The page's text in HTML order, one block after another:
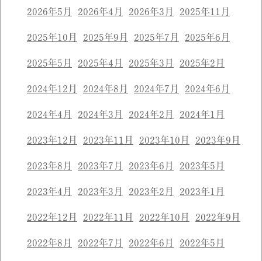
2026年5月 2026年4月 2026年3月 2025年11月
2025年10月 2025年9月 2025年7月 2025年6月
2025年5月 2025年4月 2025年3月 2025年2月
2024年12月 2024年8月 2024年7月 2024年6月
2024年4月 2024年3月 2024年2月 2024年1月
2023年12月 2023年11月 2023年10月 2023年9月
2023年8月 2023年7月 2023年6月 2023年5月
2023年4月 2023年3月 2023年2月 2023年1月
2022年12月 2022年11月 2022年10月 2022年9月
2022年8月 2022年7月 2022年6月 2022年5月